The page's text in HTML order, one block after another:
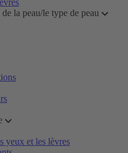
la peau/le type de peau
yeux et les lèvres